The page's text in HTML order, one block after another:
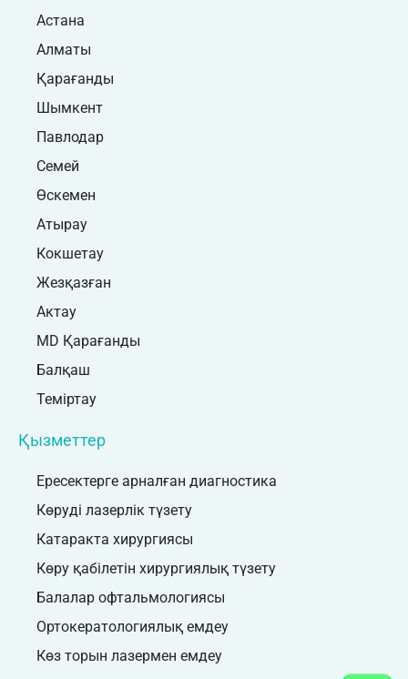
Астана
Алматы
Қарағанды
Шымкент
Павлодар
Семей
Өскемен
Атырау
Кокшетау
Жезқазған
Актау
MD Қарағанды
Балқаш
Теміртау
Қызметтер
Ересектерге арналған диагностика
Көруді лазерлік түзету
Катаракта хирургиясы
Көру қабілетін хирургиялық түзету
Балалар офтальмологиясы
Ортокератологиялық емдеу
Көз торын лазермен емдеу